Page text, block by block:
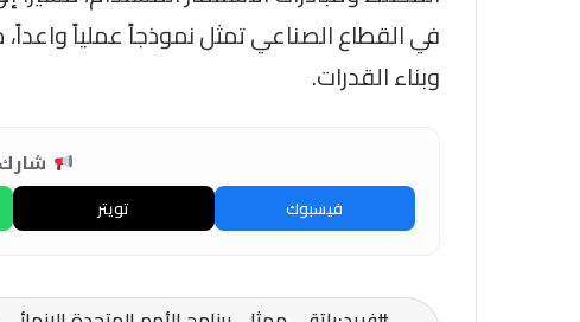
في القطاع الصناعي تمثل نموذجاً عملياً
وبناء القدرات.
فيسبوك تويتر